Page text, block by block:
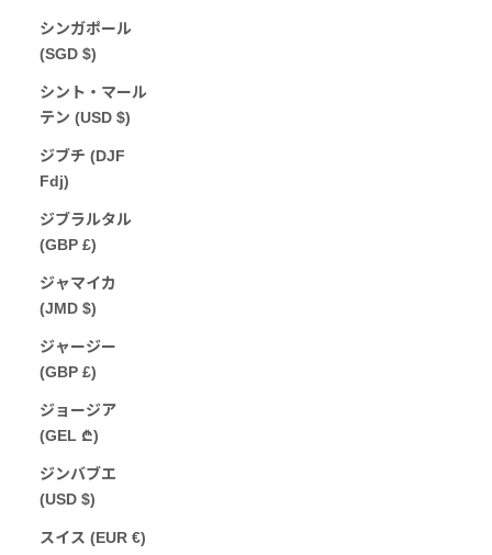
シンガポール
(SGD $)
シント・マール
テン (USD $)
ジブチ (DJF
Fdj)
ジブラルタル
(GBP £)
ジャマイカ
(JMD $)
ジャージー
(GBP £)
ジョージア
(GEL ₾)
ジンバブエ
(USD $)
スイス (EUR €)